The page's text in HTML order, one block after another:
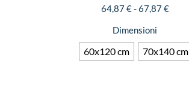
64,87€-67,87€
Dimensioni
60x120 cm 70x140 cm